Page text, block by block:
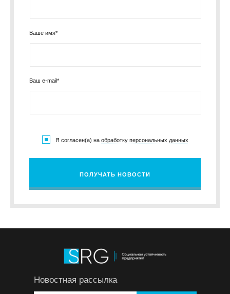
Ваше имя*
Ваш e-mail*
Я согласен(а) на обработку персональных данных
ПОЛУЧАТЬ НОВОСТИ
Новостная рассылка